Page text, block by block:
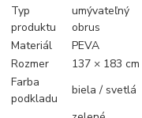
Typ
produktu
umývateľný
obrus
Materiál
PEVA
Rozmer
137 × 183 cm
Farba
podkladu
biela / svetlá